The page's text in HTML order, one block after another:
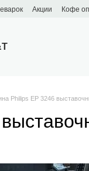
Акции Кофе
Philips EP 3246